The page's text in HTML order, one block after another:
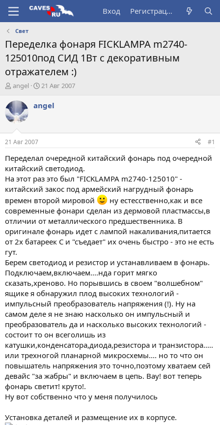
Вход Регистрация
Свет
Переделка фонаря FICKLAMPA m2740-
125010под СИД 1Вт с декоративным
отражателем :)
А
т
о
р
т
е
м
ы
angel
Д
т
а
а
л
а
21 Авг 2007
angel
21 Авг 2007 #1
Переделал очередной китайский фонарь под очередной
китайский светодиод.
На этот раз это был "FICKLAMPA m2740-125010" -
китайский закос под армейский нагрудный фонарь
времен второй мировой
ну естесственно,как и все
современные фонари сделан из дермовой пластмассы,в
отличии от металлического предшественника. В
оригинале фонарь идет с лампой накаливания,питается
от 2х батареек С и "съедает" их очень быстро - это не есть
гут.
Берем светодиод и резистор и устанавливаем в фонарь.
Подключаем,включаем....нда горит мягко
сказать,хреново. Но порывшись в своем "волшебном"
ящике я обнаружил плод высоких технологий -
импульсный преобразователь напряжения (!). Ну на
самом деле я не знаю насколько он импульсный и
преобразователь да и насколько высоких технологий -
состоит то он всеголишь из
катушки,конденсатора,диода,резистора и транзистора.....
или трехногой планарной микросхемы.... но то что он
повышатель напряжения это точно,поэтому хватаем сей
девайс "за жабры" и включаем в цепь. Вау! вот теперь
фонарь светит! круто!.
Ну вот собственно что у меня получилось
Установка деталей и размещение их в корпусе.